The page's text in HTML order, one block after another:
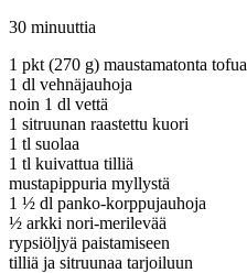
30 minuuttia
1 pkt (270 g) maustamatonta tofua
1 dl vehnäjauhoja
noin 1 dl vettä
1 sitruunan raastettu kuori
1 tl suolaa
1 tl kuivattua tilliä
mustapippuria myllystä
1 ½ dl panko-korppujauhoja
½ arkki nori-merilevää
rypsiöljyä paistamiseen
tilliä ja sitruunaa tarjoiluun